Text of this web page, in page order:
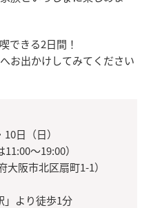
できる2日間！
お出かけしてみてください
日（日）
～19:00）
阪市北区扇町1-1）
」より徒歩1分